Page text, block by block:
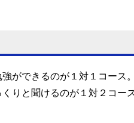
ができるのが１対１コース
りと聞けるのが１対２コー